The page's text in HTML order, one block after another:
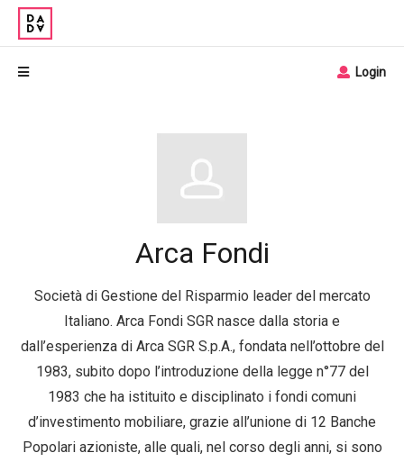
Login
Arca Fondi
Società di Gestione del Risparmio leader del mercato
Italiano. Arca Fondi SGR nasce dalla storia e
dall’esperienza di Arca SGR S.p.A., fondata nell’ottobre del
1983, subito dopo l’introduzione della legge n°77 del
1983 che ha istituito e disciplinato i fondi comuni
d’investimento mobiliare, grazie all’unione di 12 Banche
Popolari azioniste, alle quali, nel corso degli anni, si sono